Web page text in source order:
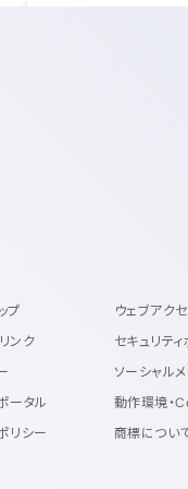
プ
ンク
ータル
リシー
ウェブアク
セキュリテ
ソーシャル
動作環境・
商標につい